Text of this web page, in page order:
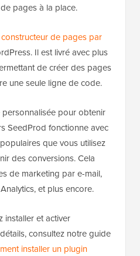
pages à la place.
constructeur de pages par
Il est livré avec plus
de créer des pages
une seule ligne de code.
pour obtenir
SeedProd fonctionne avec
que vous utilisez
des conversions. Cela
de marketing par e-mail,
et plus encore.
installer et activer
consultez notre guide
installer un plugin